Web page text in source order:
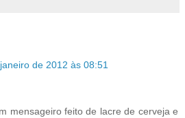
de 2012 às 08:51
mensageiro feito de lacre de cerveja e